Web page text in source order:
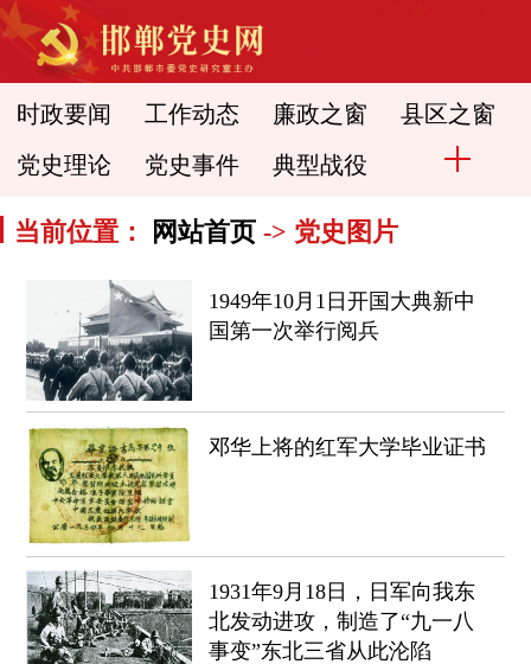
时政要闻 工作动态 廉政之窗 县区之窗
党史理论 党史事件 典型战役
当前位置： 网站首页 -> 党史图片
1949年10月1日开国大典新中
国第一次举行阅兵
邓华上将的红军大学毕业证书
1931年9月18日，日军向我东
北发动进攻，制造了“九一八
事变”东北三省从此沦陷